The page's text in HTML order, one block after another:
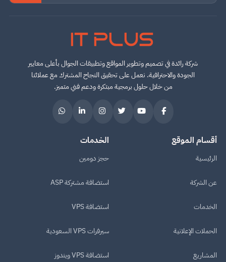
IT PLUS
شركة رائدة في تصميم وتطوير المواقع وتطبيقات الجوال بأعلى معايير
الجودة والاحترافية. نعمل على تحقيق النجاح المشترك مع عملائنا
من خلال حلول برمجية مبتكرة ودعم فني متميز.
أقسام الموقع
الرئيسية
عن الشركة
الخدمات
الحملات الإعلانية
المشاريع
الخدمات
حجز دومين
استضافة مشتركة ASP
استضافة VPS
سيرفرات VPS السعودية
استضافة VPS ويندوز